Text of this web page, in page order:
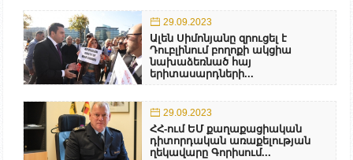
29.09.2023
Ալեն Սիմոնյանը զրուցել է
Դուբլինում բողոքի ակցիա
նախաձեռնած հայ
երիտասարդների...
29.09.2023
ՀՀ-ում ԵՄ քաղաքացիական
դիտորդական առաքելության
ղեկավարը Գորիսում...